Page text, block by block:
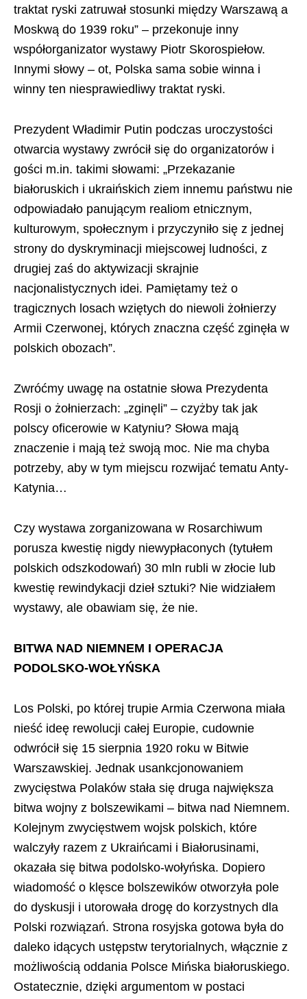
traktat ryski zatruwał stosunki między Warszawą a
Moskwą do 1939 roku” – przekonuje inny
współorganizator wystawy Piotr Skorospiełow.
Innymi słowy – ot, Polska sama sobie winna i
winny ten niesprawiedliwy traktat ryski.
Prezydent Władimir Putin podczas uroczystości
otwarcia wystawy zwrócił się do organizatorów i
gości m.in. takimi słowami: „Przekazanie
białoruskich i ukraińskich ziem innemu państwu nie
odpowiadało panującym realiom etnicznym,
kulturowym, społecznym i przyczyniło się z jednej
strony do dyskryminacji miejscowej ludności, z
drugiej zaś do aktywizacji skrajnie
nacjonalistycznych idei. Pamiętamy też o
tragicznych losach wziętych do niewoli żołnierzy
Armii Czerwonej, których znaczna część zginęła w
polskich obozach”.
Zwróćmy uwagę na ostatnie słowa Prezydenta
Rosji o żołnierzach: „zginęli” – czyżby tak jak
polscy oficerowie w Katyniu? Słowa mają
znaczenie i mają też swoją moc. Nie ma chyba
potrzeby, aby w tym miejscu rozwijać tematu Anty-
Katynia…
Czy wystawa zorganizowana w Rosarchiwum
porusza kwestię nigdy niewypłaconych (tytułem
polskich odszkodowań) 30 mln rubli w złocie lub
kwestię rewindykacji dzieł sztuki? Nie widziałem
wystawy, ale obawiam się, że nie.
BITWA NAD NIEMNEM I OPERACJA
PODOLSKO-WOŁYŃSKA
Los Polski, po której trupie Armia Czerwona miała
nieść ideę rewolucji całej Europie, cudownie
odwrócił się 15 sierpnia 1920 roku w Bitwie
Warszawskiej. Jednak usankcjonowaniem
zwycięstwa Polaków stała się druga największa
bitwa wojny z bolszewikami – bitwa nad Niemnem.
Kolejnym zwycięstwem wojsk polskich, które
walczyły razem z Ukraińcami i Białorusinami,
okazała się bitwa podolsko-wołyńska. Dopiero
wiadomość o klęsce bolszewików otworzyła pole
do dyskusji i utorowała drogę do korzystnych dla
Polski rozwiązań. Strona rosyjska gotowa była do
daleko idących ustępstw terytorialnych, włącznie z
możliwością oddania Polsce Mińska białoruskiego.
Ostatecznie, dzięki argumentom w postaci